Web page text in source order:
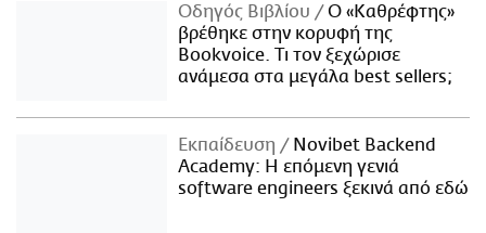
Οδηγός Βιβλίου
Ο «Καθρέφτης»
βρέθηκε στην κορυφή της
Bookvoice. Τι τον ξεχώρισε
ανάμεσα στα μεγάλα best sellers;
Εκπαίδευση
Novibet Backend
Academy: Η επόμενη γενιά
software engineers ξεκινά από εδώ